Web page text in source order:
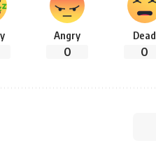
Angry
0
Dead
0